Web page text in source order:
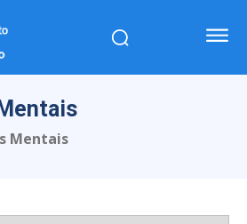
Mentais